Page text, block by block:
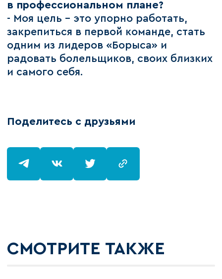
в профессиональном плане?
- Моя цель – это упорно работать,
закрепиться в первой команде, стать
одним из лидеров «Борыса» и
радовать болельщиков, своих близких
и самого себя.
Поделитесь с друзьями
СМОТРИТЕ ТАКЖЕ